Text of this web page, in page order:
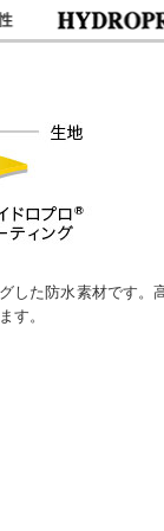
した防水素材です。
。